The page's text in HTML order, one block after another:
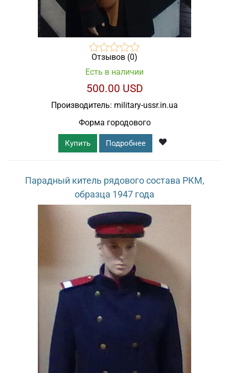
Отзывов (0)
Есть в наличии
500.00 USD
Производитель: military-ussr.in.ua
Форма городового
Купить Подробнее
Парадный китель рядового состава РКМ,
образца 1947 года